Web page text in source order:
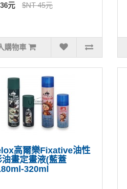
元 $NT 45元
購物車
高爾樂Fixative油性
油畫定畫液(藍蓋
320ml